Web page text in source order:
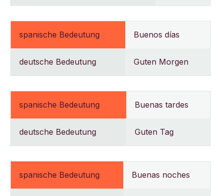
spanische Bedeutung Buenos días
deutsche Bedeutung Guten Morgen
spanische Bedeutung Buenas tardes
deutsche Bedeutung Guten Tag
spanische Bedeutung Buenas noches